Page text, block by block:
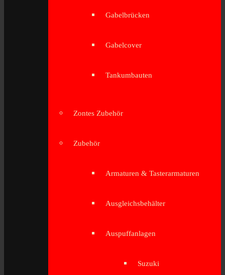
Gabelbrücken
Gabelcover
Tankumbauten
Zontes Zubehör
Zubehör
Armaturen & Tasterarmaturen
Ausgleichsbehälter
Auspuffanlagen
Suzuki